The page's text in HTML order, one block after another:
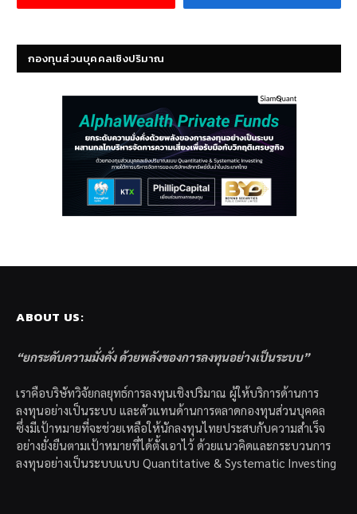
กองทุนส่วนบุคคลเชิงปริมาณ
ABOUT US:
“ยกระดับความมั่งคั่ง ด้วยพลังของการลงทุนอย่างเป็นระบบ”
เราคือบริษัทวิจัยกลยุทธ์การลงทุนเชิงปริมาณ ผู้ให้บริการด้านการ
ลงทุนอย่างเป็นระบบ และตัวแทนด้านการตลาดกองทุนส่วนบุคคล
ซึ่งมีเป้าหมายที่จะช่วยเหลือให้นักลงทุนไทยประสบกับความสำเร็จ
อย่างยั่งยืนตามเป้าหมายที่ได้ตั้งเอาไว้ ด้วยแนวคิดและกระบวนการ
ลงทุนอย่างเป็นระบบแบบ Quantitative & Systematic Investing